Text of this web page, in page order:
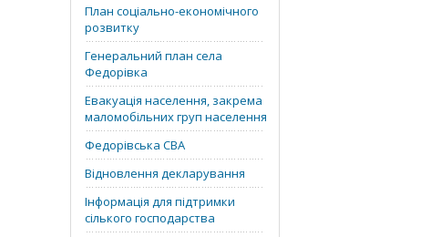
План соціально-економічного
розвитку
Генеральний план села
Федорівка
Евакуація населення, закрема
маломобільних груп населення
Федорівська СВА
Відновлення декларування
Інформація для підтримки
сілького господарства